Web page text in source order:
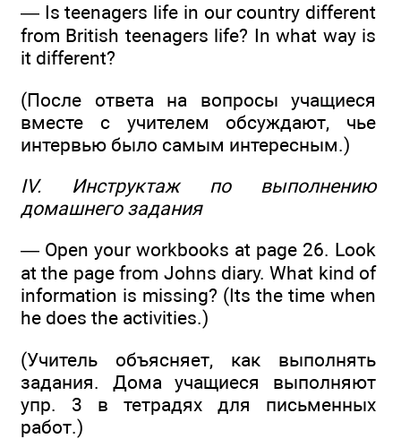
— Is teenagers life in our country different
from British teenagers life? In what way is
it different?
(После ответа на вопросы учащиеся
вместе с учителем обсуждают, чье
интервью было самым интересным.)
IV. Инструктаж по выполнению
домашнего задания
— Open your workbooks at page 26. Look
at the page from Johns diary. What kind of
information is missing? (Its the time when
he does the activities.)
(Учитель объясняет, как выполнять
задания. Дома учащиеся выполняют
упр. 3 в тетрадях для письменных
работ.)